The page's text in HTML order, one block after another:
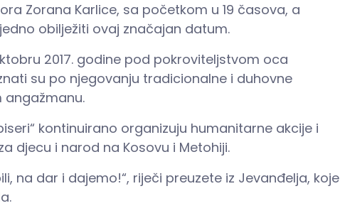
Zorana Karlice, sa početkom u 19 časova, a
obilježiti ovaj značajan datum.
2017. godine pod pokroviteljstvom oca
su po njegovanju tradicionalne i duhovne
angažmanu.
kontinuirano organizuju humanitarne akcije i
djecu i narod na Kosovu i Metohiji.
na dar i dajemo!“, riječi preuzete iz Jevanđelja, koje